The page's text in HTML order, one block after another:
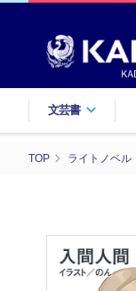
文芸書
TOP ライトノベル